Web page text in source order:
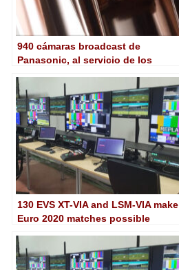
940 cámaras broadcast de
Panasonic, al servicio de los
130 EVS XT-VIA and LSM-VIA make
Euro 2020 matches possible